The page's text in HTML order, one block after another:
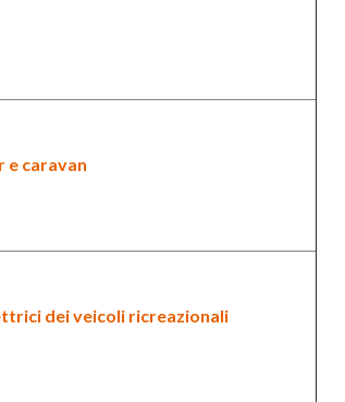
e caravan
dei veicoli ricreazionali